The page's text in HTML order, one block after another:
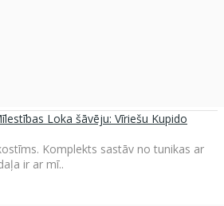
Loka šāvēju: Vīriešu Kupido
Komplekts sastāv no tunikas ar
ir ar mī..